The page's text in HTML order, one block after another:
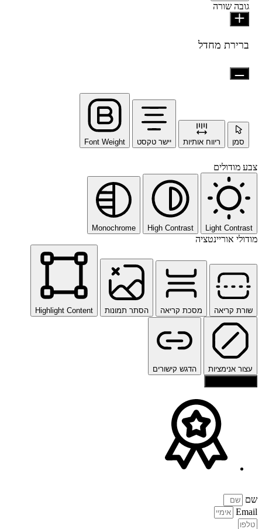
גובה שורה
ברירת מחדל
סמן ריווח אותיות יישר טקסט Font Weight
צבע מודולים
Light Contrast
High Contrast
Monochrome
מודולי אוריינטציה
שורת קריאה מסכת קריאה הסתר תמונות Highlight Content
עצור אנימציות
הדגש קישורים
שם
Email